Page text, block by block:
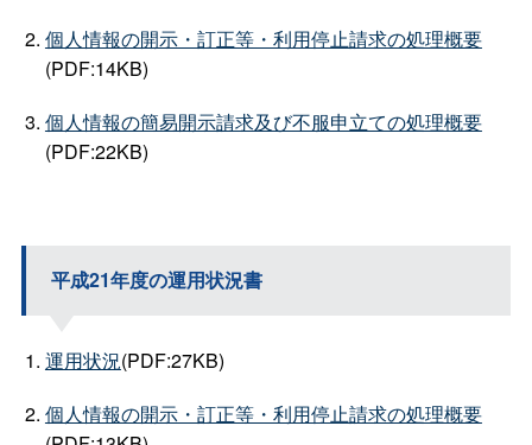
個人情報の開示・訂正等・利用停止請求の処理概要
(PDF:14KB)
個人情報の簡易開示請求及び不服申立ての処理概要
(PDF:22KB)
平成21年度の運用状況書
運用状況(PDF:27KB)
個人情報の開示・訂正等・利用停止請求の処理概要